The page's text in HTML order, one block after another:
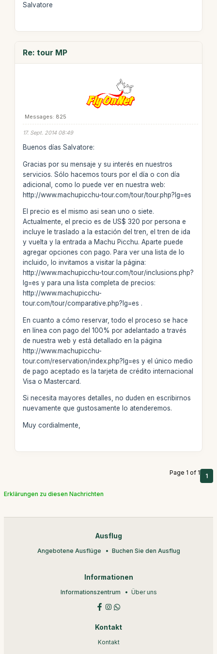
Salvatore
Re: tour MP
Messages: 825
17. Sept. 2014 08:49
Buenos días Salvatore:
Gracias por su mensaje y su interés en nuestros
servicios. Sólo hacemos tours por el día o con día
adicional, como lo puede ver en nuestra web:
http://www.machupicchu-tour.com/tour/tour.php?lg=es
El precio es el mismo asi sean uno o siete.
Actualmente, el precio es de US$ 320 por persona e
incluye le traslado a la estación del tren, el tren de ida
y vuelta y la entrada a Machu Picchu. Aparte puede
agregar opciones con pago. Para ver una lista de lo
incluido, lo invitamos a visitar la página:
http://www.machupicchu-tour.com/tour/inclusions.php?
lg=es y para una lista completa de precios:
http://www.machupicchu-
tour.com/tour/comparative.php?lg=es .
En cuanto a cómo reservar, todo el proceso se hace
en línea con pago del 100% por adelantado a través
de nuestra web y está detallado en la página
http://www.machupicchu-
tour.com/reservation/index.php?lg=es y el único medio
de pago aceptado es la tarjeta de crédito internacional
Visa o Mastercard.
Si necesita mayores detalles, no duden en escribirnos
nuevamente que gustosamente lo atenderemos.
Muy cordialmente,
Page 1 of 1 1
Erklärungen zu diesen Nachrichten
Ausflug
Angebotene Ausflüge Buchen Sie den Ausflug
Informationen
Informationszentrum Über uns
Kontakt
Kontakt